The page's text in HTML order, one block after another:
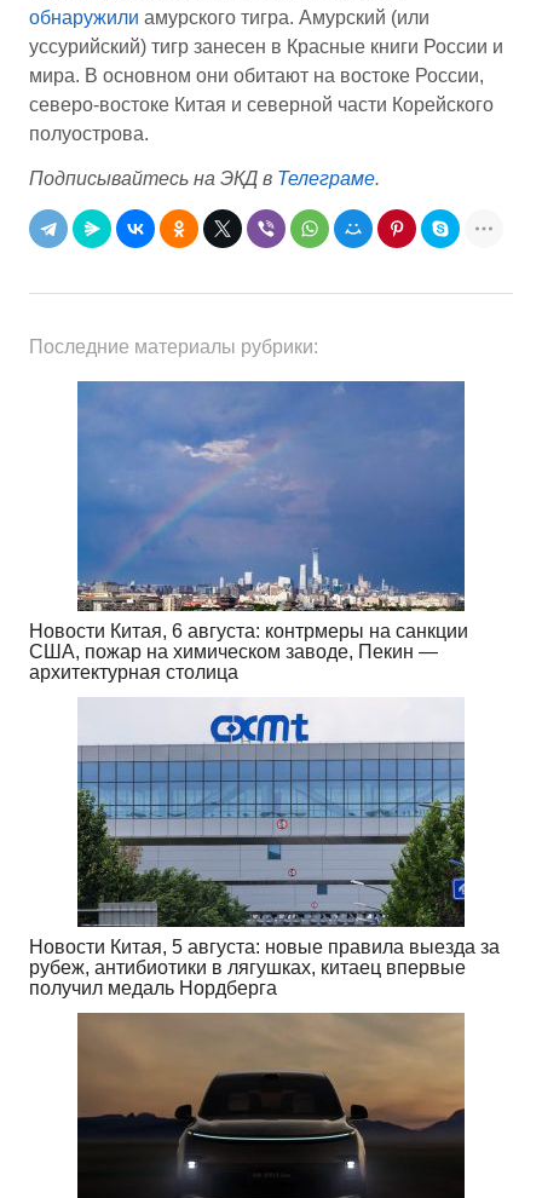
обнаружили амурского тигра. Амурский (или
уссурийский) тигр занесен в Красные книги России и
мира. В основном они обитают на востоке России,
северо-востоке Китая и северной части Корейского
полуострова.
Подписывайтесь на ЭКД в Телеграме.
Последние материалы рубрики:
Новости Китая, 6 августа: контрмеры на санкции
США, пожар на химическом заводе, Пекин —
архитектурная столица
Новости Китая, 5 августа: новые правила выезда за
рубеж, антибиотики в лягушках, китаец впервые
получил медаль Нордберга